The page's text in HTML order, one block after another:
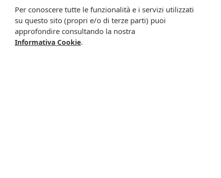
meglio specificate nell’informativa.
Iscrivimi
Per conoscere tutte le funzionalità e i servizi utilizzati
su questo sito (propri e/o di terze parti) puoi
approfondire consultando la nostra
Informativa Cookie.